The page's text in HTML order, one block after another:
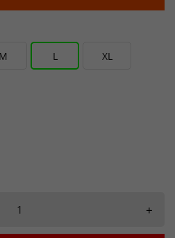
M L XL
+